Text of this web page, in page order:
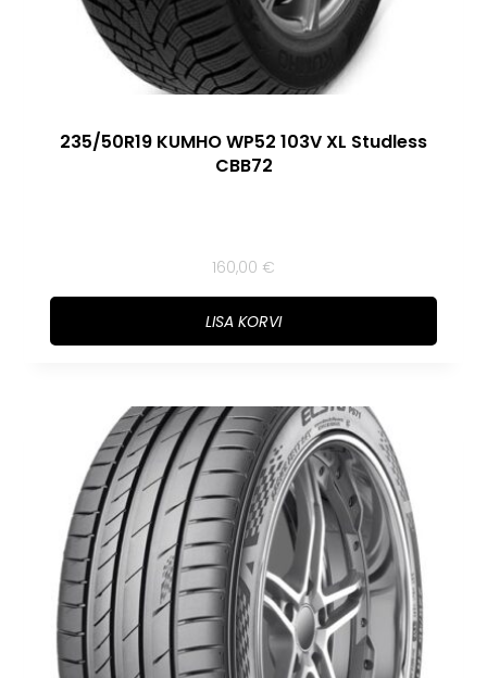
235/50R19 KUMHO WP52 103V XL Studless
CBB72
160,00 €
LISA KORVI